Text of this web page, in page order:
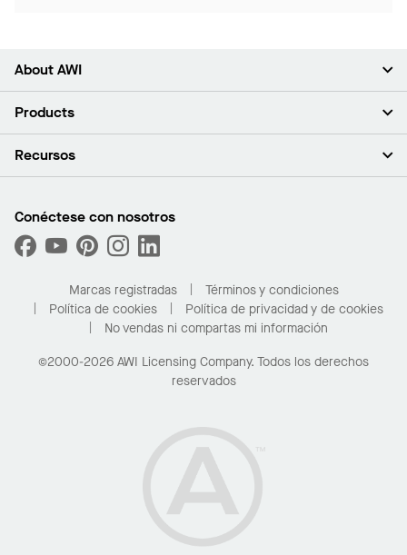
About AWI
Acerca de nosotros
Sala de prensa
¿Cuáles son mis opciones de compra?
Products
Plafones
Capacidades personalizadas
Desempeño
Recursos
Buscar un distribuidor
Solicitar muestras
Compre en línea con Kanopi
Para el hogar
Conéctese con nosotros
Marcas registradas
Términos y condiciones
Política de cookies
Política de privacidad y de cookies
No vendas ni compartas mi información
©2000-2026 AWI Licensing Company. Todos los derechos
reservados